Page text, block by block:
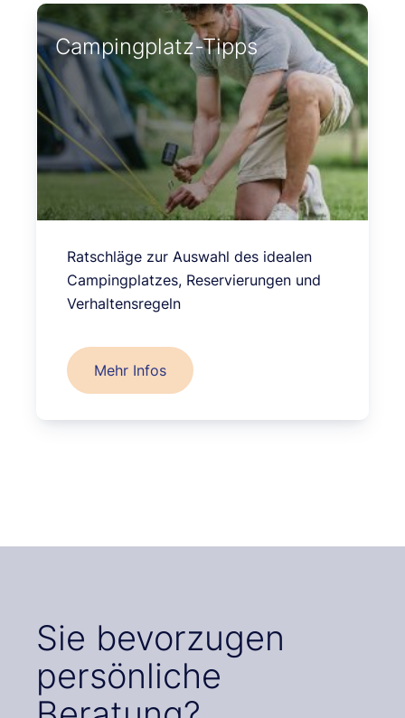
Campingplatz-Tipps
Ratschläge zur Auswahl des idealen
Campingplatzes, Reservierungen und
Verhaltensregeln
Mehr Infos
Sie bevorzugen
persönliche